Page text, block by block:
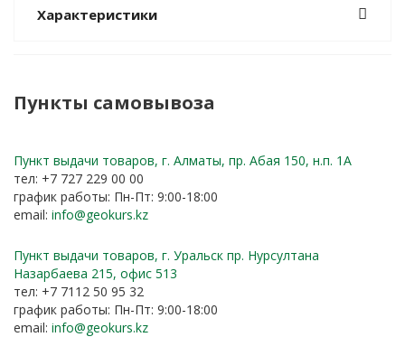
Характеристики
Пункты самовывоза
Пункт выдачи товаров, г. Алматы, пр. Абая 150, н.п. 1А
тел: +7 727 229 00 00
график работы: Пн-Пт: 9:00-18:00
email: info@geokurs.kz
Пункт выдачи товаров, г. Уральск пр. Нурсултана
Назарбаева 215, офис 513
тел: +7 7112 50 95 32
график работы: Пн-Пт: 9:00-18:00
email: info@geokurs.kz